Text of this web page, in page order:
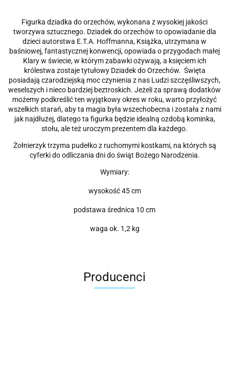
Figurka dziadka do orzechów, wykonana z wysokiej jakości
tworzywa sztucznego. Dziadek do orzechów to opowiadanie dla
dzieci autorstwa E.T.A. Hoffmanna, Książka, utrzymana w
baśniowej, fantastycznej konwencji, opowiada o przygodach małej
Klary w świecie, w którym zabawki ożywają, a księciem ich
królestwa zostaje tytułowy Dziadek do Orzechów. Święta
posiadają czarodziejską moc czynienia z nas Ludzi szczęśliwszych,
weselszych i nieco bardziej beztroskich. Jeżeli za sprawą dodatków
możemy podkreślić ten wyjątkowy okres w roku, warto przyłożyć
wszelkich starań, aby ta magia była wszechobecna i została z nami
jak najdłużej, dlatego ta figurka będzie idealną ozdobą kominka,
stołu, ale też uroczym prezentem dla każdego.
Żołnierzyk trzyma pudełko z ruchomymi kostkami, na których są
cyferki do odliczania dni do świąt Bożego Narodzenia.
Wymiary:
wysokość 45 cm
podstawa średnica 10 cm
waga ok. 1,2 kg
Producenci